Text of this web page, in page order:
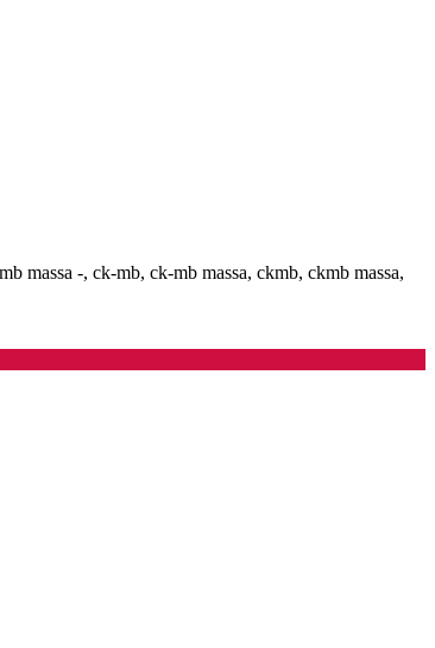
massa -, ck-mb, ck-mb massa, ckmb, ckmb massa,